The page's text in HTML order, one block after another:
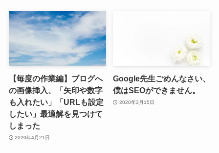
【毎度の作業編】ブログへ
の画像挿入、「矢印や数字
も入れたい」「URLも設定
したい」最適解を見つけて
しまった
2020年4月21日
Google先生ごめんなさい、
僕はSEOができません。
2020年3月15日